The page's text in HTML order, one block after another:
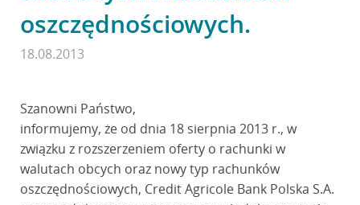
oszczędnościowych.
18.08.2013
Szanowni Państwo,
informujemy, że od dnia 18 sierpnia 2013 r., w
związku z rozszerzeniem oferty o rachunki w
walutach obcych oraz nowy typ rachunków
oszczędnościowych, Credit Agricole Bank Polska S.A.